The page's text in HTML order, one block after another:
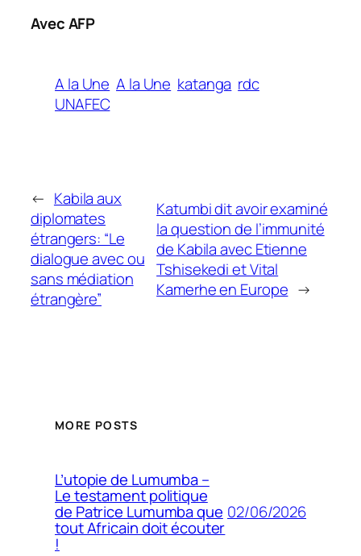
Avec AFP
A la Une A la Une katanga rdc
UNAFEC
← Kabila aux
diplomates
étrangers: “Le
dialogue avec ou
sans médiation
étrangère”
Katumbi dit avoir examiné
la question de l’immunité
de Kabila avec Etienne
Tshisekedi et Vital
Kamerhe en Europe →
MORE POSTS
L’utopie de Lumumba –
Le testament politique
de Patrice Lumumba que
tout Africain doit écouter
!
02/06/2026